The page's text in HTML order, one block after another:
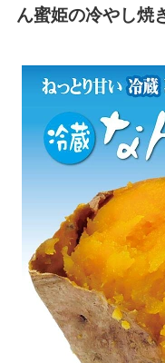
ん蜜姫の冷やし焼